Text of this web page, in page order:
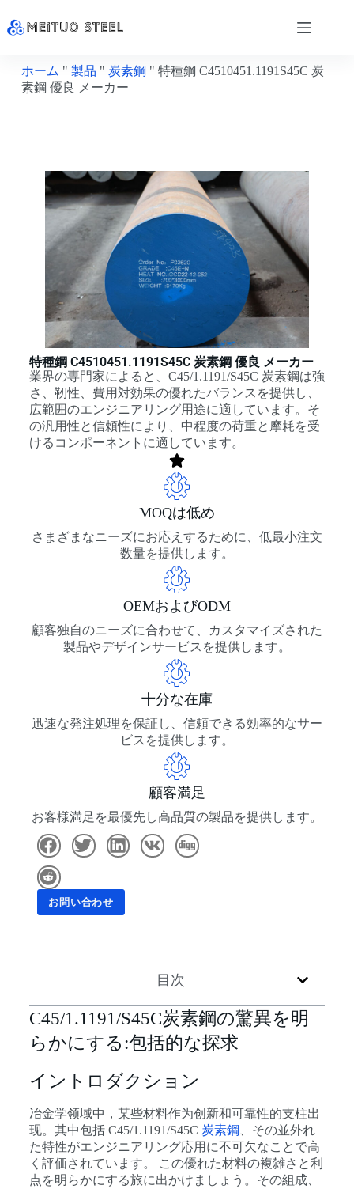
ホーム " 製品 " 炭素鋼 " 特種鋼 C4510451.1191S45C 炭
素鋼 優良 メーカー
特種鋼 C4510451.1191S45C 炭素鋼 優良 メーカー
業界の専門家によると、C45/1.1191/S45C 炭素鋼は強
さ、靭性、費用対効果の優れたバランスを提供し、
広範囲のエンジニアリング用途に適しています。そ
の汎用性と信頼性により、中程度の荷重と摩耗を受
けるコンポーネントに適しています。
MOQは低め
さまざまなニーズにお応えするために、低最小注文
数量を提供します。
OEMおよびODM
顧客独自のニーズに合わせて、カスタマイズされた
製品やデザインサービスを提供します。
十分な在庫
迅速な発注処理を保証し、信頼できる効率的なサー
ビスを提供します。
顧客満足
お客様満足を最優先し高品質の製品を提供します。
お問い合わせ
目次
C45/1.1191/S45C炭素鋼の驚異を明
らかにする:包括的な探求
イントロダクション
冶金学领域中，某些材料作为创新和可靠性的支柱出
现。其中包括 C45/1.1191/S45C 炭素鋼
、その並外れ
た特性がエンジニアリング応用に不可欠なことで高
く評価されています。 この優れた材料の複雑さと利
点を明らかにする旅に出かけましょう。その組成、